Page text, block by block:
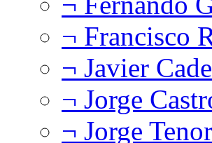
¬ Francisco
¬ Javier
¬ Jorge
¬ Jorge